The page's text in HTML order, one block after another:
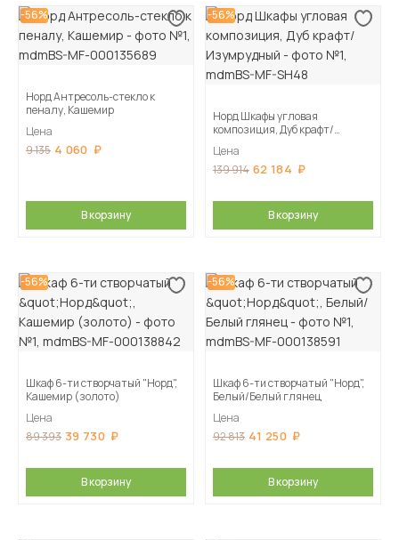
-56%
Норд Антресоль-стекло к
пеналу, Кашемир
Цена
9 135 4 060
В корзину
-56%
Норд Шкафы угловая
композиция, Дуб крафт/
Цена
139 914 62 184
В корзину
-56%
Шкаф 6-ти створчатый "Норд",
Кашемир (золото)
Цена
89 393 39 730
В корзину
-56%
Шкаф 6-ти створчатый "Норд",
Белый/Белый глянец
Цена
92 813 41 250
В корзину